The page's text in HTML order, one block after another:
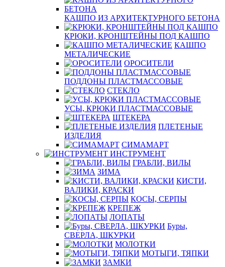
КАШПО ИЗ АРХИТЕКТУРНОГО БЕТОНА
КРЮКИ, КРОНШТЕЙНЫ ПОД КАШПО
КАШПО
МЕТАЛИЧЕСКИЕ
ОРОСИТЕЛИ
ПОДДОНЫ ПЛАСТМАССОВЫЕ
СТЕКЛО
УСЫ, КРЮКИ ПЛАСТМАССОВЫЕ
ШТЕКЕРА
ПЛЕТЕНЫЕ
ИЗДЕЛИЯ
СИМАМАРТ
ИНСТРУМЕНТ
ГРАБЛИ, ВИЛЫ
ЗИМА
КИСТИ,
ВАЛИКИ, КРАСКИ
КОСЫ, СЕРПЫ
КРЕПЕЖ
ЛОПАТЫ
Буры,
СВЕРЛА, ШКУРКИ
МОЛОТКИ
МОТЫГИ, ТЯПКИ
ЗАМКИ